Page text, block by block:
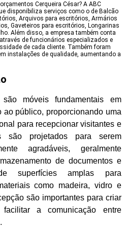
Cerqueira César? A ABC
disponibiliza serviços como o de Balcão
Arquivos para escritórios, Armários
Gaveteiros para escritórios, Longarinas
Além disso, a empresa também conta
de funcionários especializados e
de cada cliente. Também foram
instalações de qualidade, aumentando a
móveis fundamentais em
ao público, proporcionando uma
para recepcionar visitantes e
são projetados para serem
agradáveis, geralmente
de documentos e
superfícies amplas para
como madeira, vidro e
são importantes para criar
a comunicação entre